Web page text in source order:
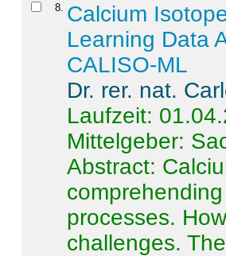
8 Calcium
Learning Data
CALISO-ML
Dr. rer. nat.
Laufzeit:
Mittelgeber:
Abstract:
processes.
challenges.